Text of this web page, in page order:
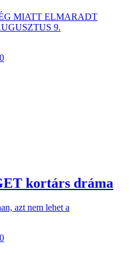
MIATT ELMARADT
9.
kortárs dráma
azt nem lehet a